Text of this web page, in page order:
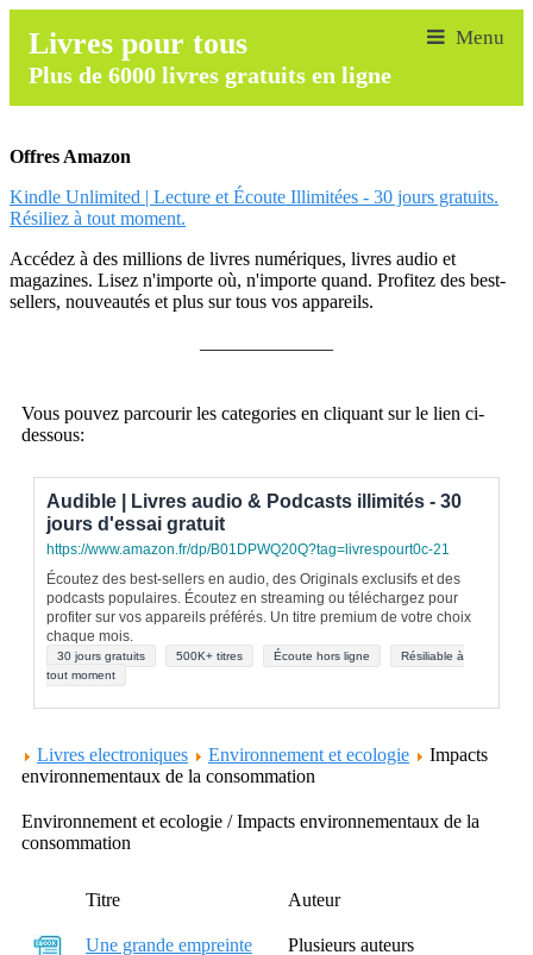
Livres pour tous
Plus de 6000 livres gratuits en ligne
Offres Amazon
Kindle Unlimited | Lecture et Écoute Illimitées - 30 jours gratuits.
Résiliez à tout moment.
Accédez à des millions de livres numériques, livres audio et
magazines. Lisez n'importe où, n'importe quand. Profitez des best-
sellers, nouveautés et plus sur tous vos appareils.
Vous pouvez parcourir les categories en cliquant sur le lien ci-
dessous:
Audible | Livres audio & Podcasts illimités - 30
jours d'essai gratuit
https://www.amazon.fr/dp/B01DPWQ20Q?tag=livrespourt0c-21
Écoutez des best-sellers en audio, des Originals exclusifs et des
podcasts populaires. Écoutez en streaming ou téléchargez pour
profiter sur vos appareils préférés. Un titre premium de votre choix
chaque mois.
30 jours gratuits 500K+ titres Écoute hors ligne
Résiliable à
tout moment
Livres electroniques Environnement et ecologie
Impacts
environnementaux de la consommation
Environnement et ecologie / Impacts environnementaux de la
consommation
Titre Auteur
Une grande empreinte
Plusieurs auteurs